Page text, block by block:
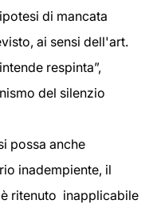
di mancata
ai sensi dell'art.
respinta”,
del silenzio
possa anche
inadempiente, il
ritenuto inapplicabile